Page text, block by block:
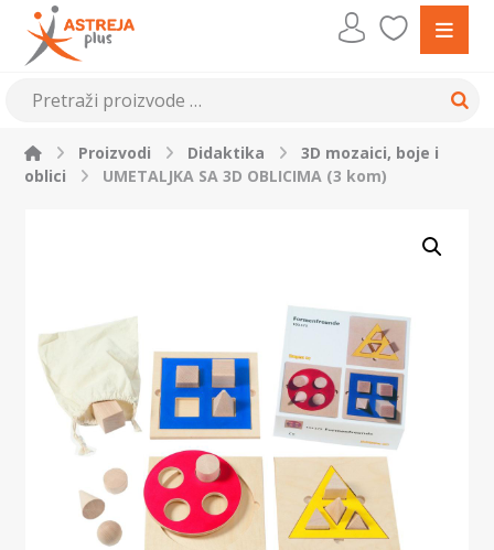
Proizvodi Didaktika
3D mozaici, boje i
oblici
UMETALJKA SA 3D OBLICIMA (3 kom)